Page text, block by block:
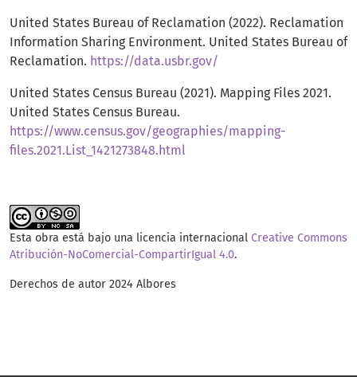
United States Bureau of Reclamation (2022). Reclamation
Information Sharing Environment. United States Bureau of
Reclamation. https://data.usbr.gov/
United States Census Bureau (2021). Mapping Files 2021.
United States Census Bureau.
https://www.census.gov/geographies/mapping-
files.2021.List_1421273848.html
Esta obra está bajo una licencia internacional Creative Commons
Atribución-NoComercial-CompartirIgual 4.0.
Derechos de autor 2024 Albores